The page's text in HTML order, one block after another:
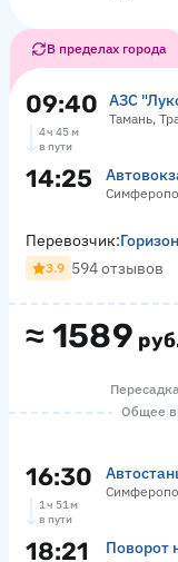
В пределах города
09:40 АЗС
Тамань,
4 ч 45 м
в пути
14:25
≈ 1589
Перевозчик:
3.9 594 отзывов
Общее
16:30
1 ч 51 м
в пути
18:21 Поворот